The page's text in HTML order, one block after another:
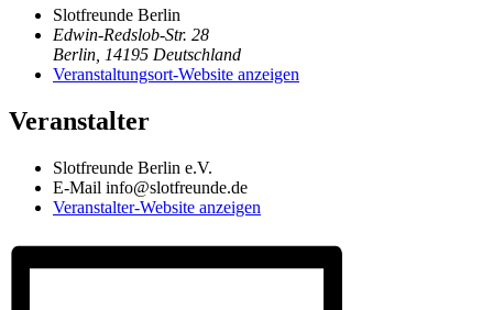
Slotfreunde Berlin
Edwin-Redslob-Str. 28
Berlin 14195 Deutschland
Veranstaltungsort-Website anzeigen
Veranstalter
Slotfreunde Berlin e.V.
E-Mail info@slotfreunde.de
Veranstalter-Website anzeigen